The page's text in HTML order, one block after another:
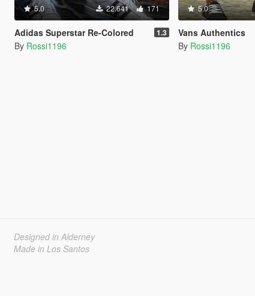
5.0 22.641 171
Adidas Superstar Re-Colored 1.3
By Rossi1196
5.0
Vans Authentics
By Rossi1196
Designed in Alderney
Made in Los Santos